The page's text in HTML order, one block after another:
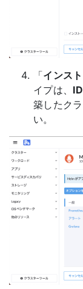
「インス
イプは、
築したク
い。